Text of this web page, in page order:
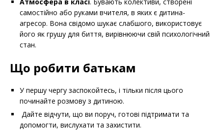
самостійно або руками вчителя, в яких є дитина-
агресор. Вона свідомо шукає слабшого, використовує
його як грушу для биття, вирівнюючи свій психологічний
стан.
Що робити батькам
У першу чергу заспокойтесь, і тільки після цього
починайте розмову з дитиною.
Дайте відчути, що ви поруч, готові підтримати та
допомогти, вислухати та захистити.